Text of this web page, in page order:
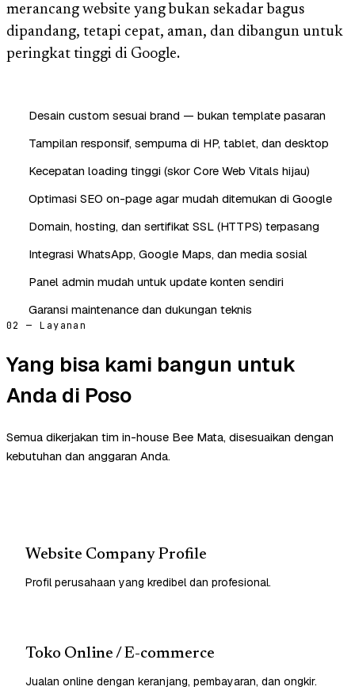
merancang website yang bukan sekadar bagus
dipandang, tetapi cepat, aman, dan dibangun untuk
peringkat tinggi di Google.
Desain custom sesuai brand — bukan template pasaran
Tampilan responsif, sempurna di HP, tablet, dan desktop
Kecepatan loading tinggi (skor Core Web Vitals hijau)
Optimasi SEO on-page agar mudah ditemukan di Google
Domain, hosting, dan sertifikat SSL (HTTPS) terpasang
Integrasi WhatsApp, Google Maps, dan media sosial
Panel admin mudah untuk update konten sendiri
Garansi maintenance dan dukungan teknis
02 — Layanan
Yang bisa kami bangun untuk
Anda di Poso
Semua dikerjakan tim in-house Bee Mata, disesuaikan dengan
kebutuhan dan anggaran Anda.
Website Company Profile
Profil perusahaan yang kredibel dan profesional.
Toko Online / E-commerce
Jualan online dengan keranjang, pembayaran, dan ongkir.